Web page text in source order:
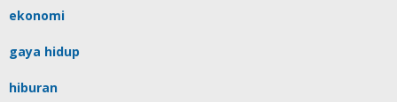
ekonomi
gaya hidup
hiburan